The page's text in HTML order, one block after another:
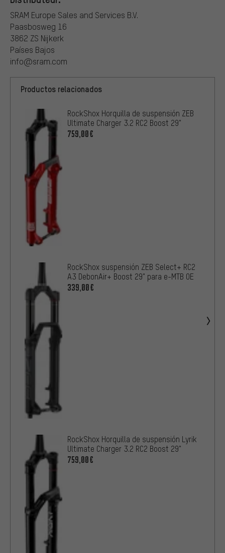
SRAM Europe Sales and Services B.V.
Paasbosweg 16
3862 ZS Nijkerk
Países Bajos
info@sram.com
Productos relacionados
RockShox Horquilla de suspensión ZEB
Ultimate Charger 3.2 RC2 Boost 29"
759,00€
RockShox suspensión ZEB Select+ RC2
A3 DebonAir+ Boost 29" para e-MTB OE
339,00€
RockShox Horquilla de suspensión Lyrik
Ultimate Charger 3.2 RC2 Boost 29"
759,00€